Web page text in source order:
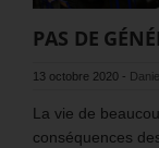
PAS DE
13 octobre 2020 -
La vie de
conséquences